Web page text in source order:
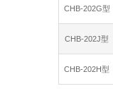
CHB-202G型
CHB-202J型
CHB-202H型